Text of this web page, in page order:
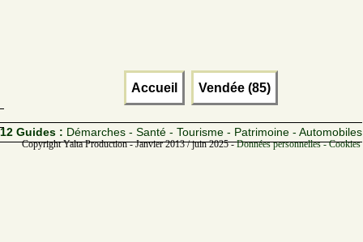
Accueil Vendée (85)
12 Guides : Démarches - Santé - Tourisme - Patrimoine - Automobiles
Copyright Yalta Production - Janvier 2013 / juin 2025 -Données personnelles -